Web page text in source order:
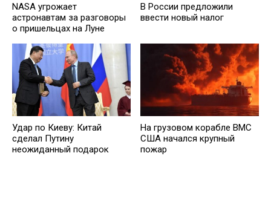
NASA угрожает
астронавтам за разговоры
о пришельцах на Луне
В России предложили
ввести новый налог
Удар по Киеву: Китай
сделал Путину
неожиданный подарок
На грузовом корабле ВМС
США начался крупный
пожар